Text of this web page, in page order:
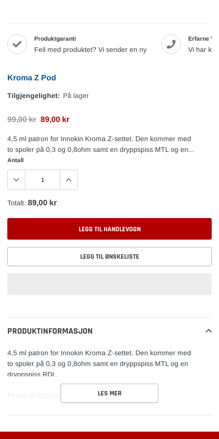
Produktgaranti
Feil med produktet? Vi sender en ny
Erfarne
Vi har
Kroma Z Pod
Tilgjengelighet: På lager
99,00 kr 89,00 kr
4,5 ml patron for Innokin Kroma Z-settet. Den kommer med
to spoler på 0,3 og 0,8ohm samt en dryppspiss MTL og en...
Antall
Totalt: 89,00 kr
LEGG TIL HANDLEVOGN
LEGG TIL ØNSKELISTE
til
vare
PRODUKTINFORMASJON
4,5 ml patron for Innokin Kroma Z-settet. Den kommer med
to spoler på 0,3 og 0,8ohm samt en dryppspiss MTL og en
dryppspiss RDL.
LES MER